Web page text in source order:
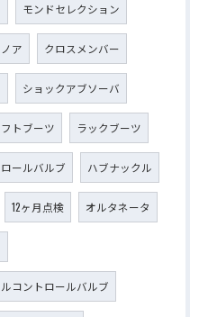
モンドセレクション
ノア クロスメンバー
ショックアブソーバ
トブーツ ラックブーツ
ールバルブ ハブナックル
12ヶ月点検 オルタネータ
コントロールバルブ